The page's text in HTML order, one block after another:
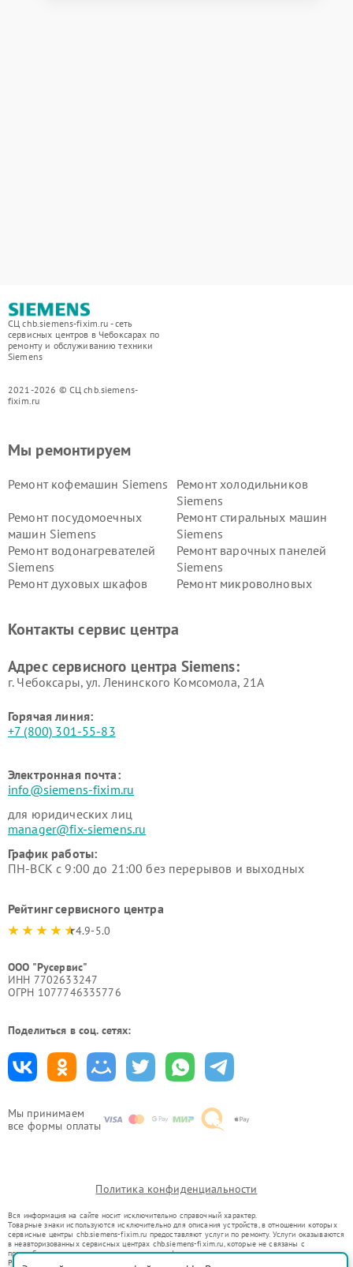
СЦ chb.siemens-fixim.ru - сеть
сервисных центров в Чебоксарах по
ремонту и обслуживанию техники
Siemens
2021-2026 © СЦ chb.siemens-
fixim.ru
Мы принимаем
все формы оплаты
Мы ремонтируем
Ремонт кофемашин Siemens
Ремонт холодильников
Siemens
Ремонт посудомоечных
машин Siemens
Ремонт стиральных машин
Siemens
Ремонт водонагревателей
Siemens
Ремонт варочных панелей
Siemens
Ремонт духовых шкафов
Ремонт микроволновых
Siemens
Siemens
Siemens
Siemens
Контакты сервис центра
Адрес сервисного центра Siemens:
г. Чебоксары, ул. Ленинского Комсомола, 21А
Горячая линия:
+7 (800) 301-55-83
Электронная почта:
info@siemens-fixim.ru
для юридических лиц
manager@fix-siemens.ru
График работы:
ПН-ВСК с 9:00 до 21:00 без перерывов и выходных
Рейтинг сервисного центра
4.9-5.0
ООО "Русервис"
ИНН 7702633247
ОГРН 1077746335776
Поделиться в соц. сетях:
Политика конфиденциальности
Вся информация на сайте носит исключительно справочный характер.
Товарные знаки используются исключительно для описания устройств, в отношении которых
сервисные центры chb.siemens-fixim.ru предоставляют услуги по ремонту. Услуги оказываются
в неавторизованных сервисных центрах chb.siemens-fixim.ru, которые не связаны с
правообладателями товарных знаков или их официальными представителями.
Ремонт осуществляется для устройств, уже введенных в гражданский оборот в соответствии